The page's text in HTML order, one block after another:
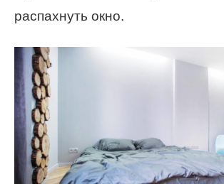
распахнуть окно.